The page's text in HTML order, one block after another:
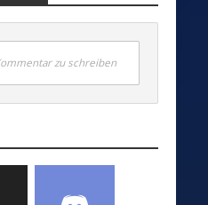
zu schreiben